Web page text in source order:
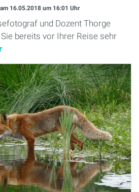
am 16.05.2018 um 16:01 Uhr
und Dozent Thorge
bereits vor Ihrer Reise sehr